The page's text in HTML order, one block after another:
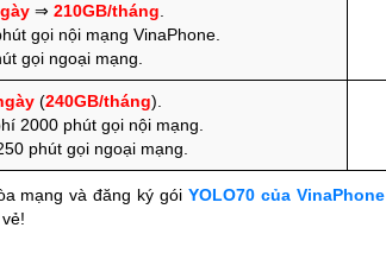
⇒ 210GB/tháng.
gọi nội mạng VinaPhone.
gọi ngoại mạng.
(240GB/tháng).
2000 phút gọi nội mạng.
phút gọi ngoại mạng.
mạng và đăng ký góiYOLO70 của VinaPhone